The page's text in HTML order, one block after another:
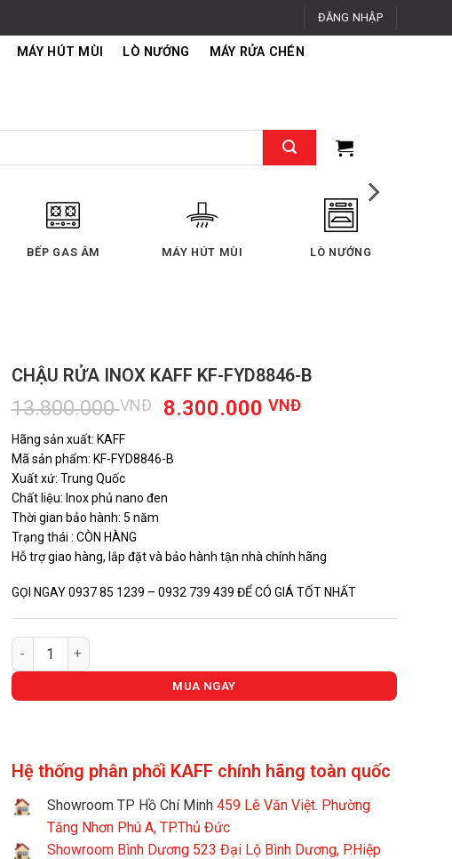
ĐĂNG NHẬP
MÁY HÚT MÙI LÒ NƯỚNG MÁY RỬA CHÉN
MÁY RỬA CHÉN TỦ LẠNH MÁY GIẶT - SẤY
CHẬU RỬA INOX KAFF KF-FYD8846-B
13.800.000VNĐ
Giá
là:
13.800.000 VNĐ.
8.300.000 VNĐGiá
Hãng sản xuất: KAFF
Mã sản phẩm: KF-FYD8846-B
Xuất xứ: Trung Quốc
Chất liệu: Inox phủ nano đen
Thời gian bảo hành: 5 năm
Trạng thái : CÒN HÀNG
Hỗ trợ giao hàng, lắp đặt và bảo hành tận nhà chính hãng
GỌI NGAY 0937 85 1239 – 0932 739 439 ĐỂ CÓ GIÁ TỐT NHẤT
CHẬU RỬA INOX KAFF KF-FYD8846-B số lượng
MUA NGAY
Hệ thống phân phối KAFF chính hãng toàn quốc
Showroom TP Hồ Chí Minh 459 Lê Văn Việt. Phường
Tăng Nhơn Phú A, TP.Thủ Đức
Showroom Bình Dương 523 Đại Lộ Bình Dương, P.Hiệp